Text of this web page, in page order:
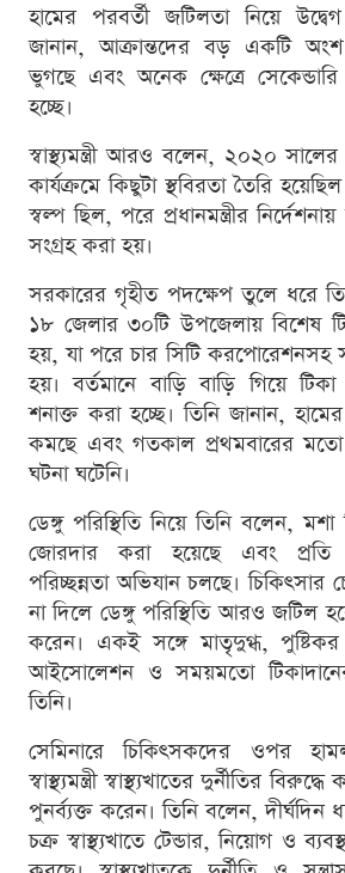
হামের পরবর্তী জটিলতা নিয়ে
জানান, আক্রান্তদের বড় একটি
ভুগছে এবং অনেক ক্ষেত্রে
হচ্ছে।
স্বাস্থ্যমন্ত্রী আরও বলেন, ২০২০
কার্যক্রমে কিছুটা স্থবিরতা তৈরি
স্বল্প ছিল, পরে প্রধানমন্ত্রীর
সংগ্রহ করা হয়।
সরকারের গৃহীত পদক্ষেপ তুলে ধরে
১৮ জেলার ৩০টি উপজেলায় বিশেষ
হয়, যা পরে চার সিটি করপোরেশনসহ
হয়। বর্তমানে বাড়ি বাড়ি গিয়ে
শনাক্ত করা হচ্ছে। তিনি জানান, হামের
কমছে এবং গতকাল প্রথমবারের
ঘটনা ঘটেনি।
ডেঙ্গু পরিস্থিতি নিয়ে তিনি বলেন, মশা
জোরদার করা হয়েছে এবং প্রতি
পরিচ্ছন্নতা অভিযান চলছে। চিকিৎসার
না দিলে ডেঙ্গু পরিস্থিতি আরও জটিল
করেন। একই সঙ্গে মাতৃদুগ্ধ, পুষ্টিকর
আইসোলেশন ও সময়মতো
তিনি।
সেমিনারে চিকিৎসকদের ওপর
স্বাস্থ্যমন্ত্রী স্বাস্থ্যখাতের দুর্নীতির
পুনর্ব্যক্ত করেন। তিনি বলেন, দীর্ঘদিন
চক্র স্বাস্থ্যখাতে টেন্ডার, নিয়োগ ও